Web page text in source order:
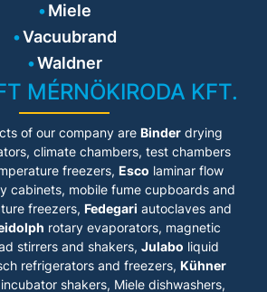
Miele
Vacuubrand
Waldner
MÉRNÖKIRODA KFT.
of our company are Binder drying
climate chambers, test chambers
freezers, Esco laminar flow
cabinets, mobile fume cupboards and
freezers, Fedegari autoclaves and
rotary evaporators, magnetic
stirrers and shakers, Julabo liquid
refrigerators and freezers, Kühner
shakers, Miele dishwashers,